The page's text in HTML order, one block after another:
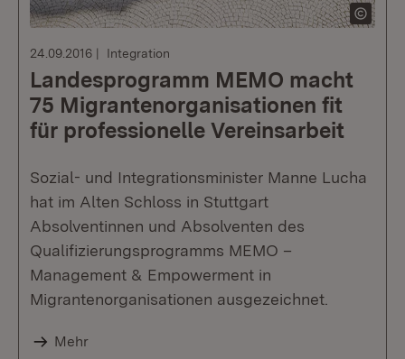
24.09.2016 Integration
Landesprogramm MEMO macht
75 Migrantenorganisationen fit
für professionelle Vereinsarbeit
Sozial- und Integrationsminister Manne Lucha
hat im Alten Schloss in Stuttgart
Absolventinnen und Absolventen des
Qualifizierungsprogramms MEMO –
Management & Empowerment in
Migrantenorganisationen ausgezeichnet.
Mehr